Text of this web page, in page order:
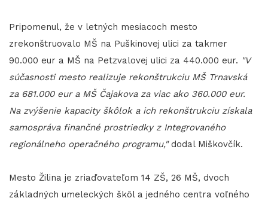
Pripomenul, že v letných mesiacoch mesto
zrekonštruovalo MŠ na Puškinovej ulici za takmer
90.000 eur a MŠ na Petzvalovej ulici za 440.000 eur. "V
súčasnosti mesto realizuje rekonštrukciu MŠ Trnavská
za 681.000 eur a MŠ Čajakova za viac ako 360.000 eur.
Na zvýšenie kapacity škôlok a ich rekonštrukciu získala
samospráva finančné prostriedky z Integrovaného
regionálneho operačného programu,"dodal Miškovčík.
Mesto Žilina je zriaďovateľom 14 ZŠ, 26 MŠ, dvoch
základných umeleckých škôl a jedného centra voľného